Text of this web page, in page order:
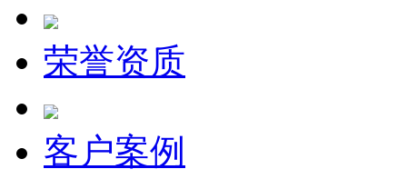
荣誉资质
客户案例